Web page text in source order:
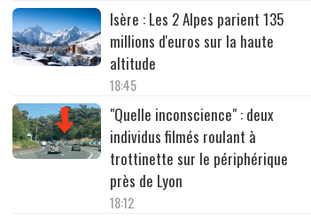
Isère : Les 2 Alpes parient 135
millions d'euros sur la haute
altitude
18:45
"Quelle inconscience" : deux
individus filmés roulant à
trottinette sur le périphérique
près de Lyon
18:12